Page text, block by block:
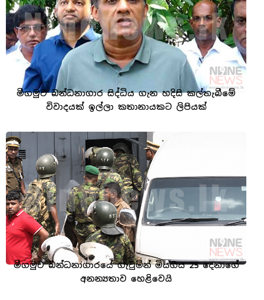
මීගමුව බන්ධනාගාර සිද්ධිය ගැන හදිසි කල්තැබීමේ
විවාදයක් ඉල්ලා කතානායකට ලිපියක්
මීගමුව බන්ධනාගාරයේ ගැටුමින් මියගිය 25 දෙනාගේ
අනන්‍යතාව හෙළිවෙයි